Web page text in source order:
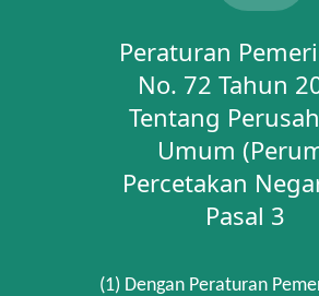
Peraturan
No. 72 Tahun
Tentang
Umum
Percetakan
Pasal 3
(1) Dengan Peraturan